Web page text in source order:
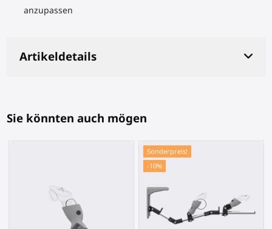
anzupassen
Artikeldetails
Sie könnten auch mögen
Sonderpreis!
-10%